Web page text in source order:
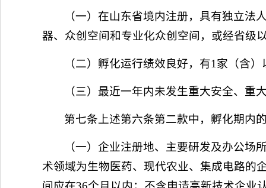
（一）在山东省境内注册，具有独立
器、众创空间和专业化众创空间，或经省级
（二）孵化运行绩效良好，有1家（含
（三）最近一年内未发生重大安全、
第七条上述第六条第二款中，孵化期内
（一）企业注册地、主要研发及办公
术领域为生物医药、现代农业、集成电路的